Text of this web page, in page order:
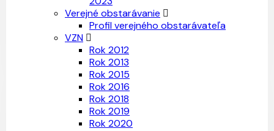
Verejné obstarávanie
Profil verejného obstarávateľa
VZN
Rok 2012
Rok 2013
Rok 2015
Rok 2016
Rok 2018
Rok 2019
Rok 2020